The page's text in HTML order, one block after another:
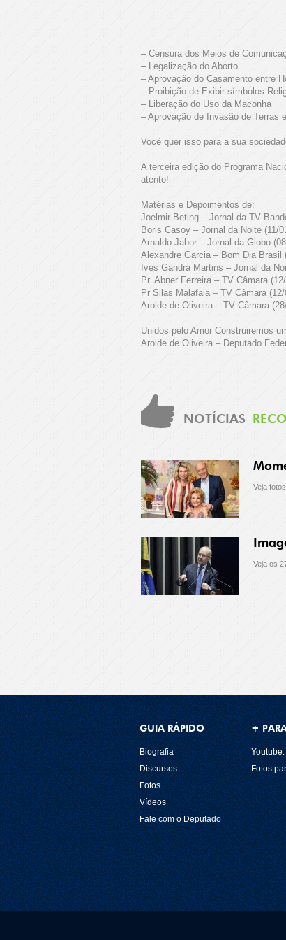
– Censura dos Meios de
– Legalização do Aborto
– Aprovação do Casamento entre
– Proibição de Exibir símbolos
– Liberação do Uso da Maconha
– Aprovação de Invasão de Terras
Você quer isso para a sua
A terceira edição do Programa
atento!
Matérias e Depoimentos de:
Joelmir Beting – Jornal da TV
Boris Casoy – Jornal da Noite (11/
Arnaldo Jabor – Jornal da Globo
Alexandre Garcia – Bom Dia Brasil
Ives Gandra Martins – Jornal da
Pr. Abner Ferreira – TV Câmara
Pr Silas Malafaia – TV Câmara
Arolde de Oliveira – TV Câmara
Unidos pelo Amor Construiremos
Arolde de Oliveira – Deputado
NOTÍCIAS
Veja
Veja os
GUIA RÁPIDO
Biografia
Discursos
Fotos
Vídeos
Fale com o Deputado
+
Fotos